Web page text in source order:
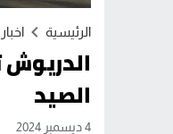
الرئيسية
الدريوش
الصيد
4 ديسمبر 2024